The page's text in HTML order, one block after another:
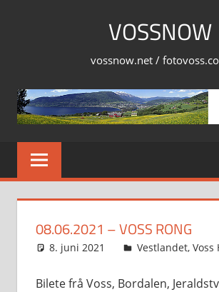
VOSSNOW
vossnow.net /
08.06.2021 – VOSS RONG
8. juni 2021 Svein
Vestlandet, Voss
Bilete frå Voss, Bordalen,